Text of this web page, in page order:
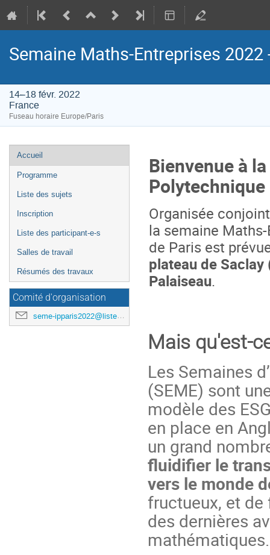
Semaine Maths-Entreprises
14–18 févr. 2022
France
Fuseau horaire Europe/Paris
Menu
de
l'événement
Accueil
Programme
Liste des sujets
Inscription
Liste des participant-e-s
Salles de travail
Résumés des travaux
Comité d'organisation
seme-ipparis2022@listes.math.cnrs.fr
Bienvenue à
Polytechnique
Organisée
la semaine
de Paris est
plateau de
Palaiseau.
Mais qu'est-
Les Semaines
(SEME) sont
modèle des
en place en
un grand
fluidifier le
vers le monde
fructueux, et
des dernières
mathématiques.